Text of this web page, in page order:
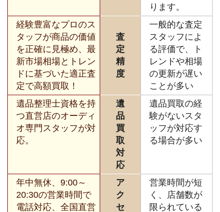
ります。
経験豊富なプロのス
タッフが商品の価値
を正確に見極め、最
新市場相場とトレン
ドに基づいた適正査
定で高額買取！
査
定
精
度
一般的な査定
スタッフによ
る評価で、ト
レンドや相場
の更新が遅い
ことが多い
遺品整理士資格を持
つ直営店のオーディ
オ専門スタッフが対
応。
遺
品
買
取
対
応
遺品買取の経
験がないスタ
ッフが対応す
る場合が多い
年中無休、9:00～
20:30の営業時間で
電話対応、全国直営
ア
ク
セ
営業時間が短
く、店舗数が
限られている